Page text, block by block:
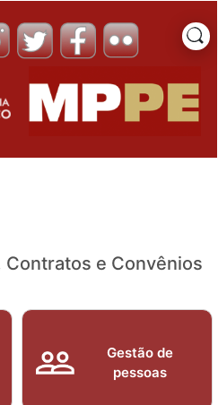
Contratos e Convênios
Gestão de
pessoas